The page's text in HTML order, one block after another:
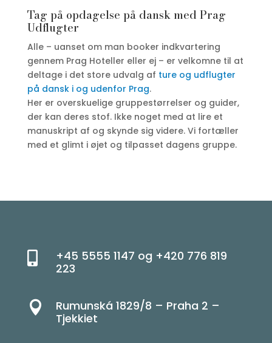
Tag på opdagelse på dansk med Prag
Udflugter
Alle – uanset om man booker indkvartering
gennem Prag Hoteller eller ej – er velkomne til at
deltage i det store udvalg af ture og udflugter
på dansk i og udenfor Prag.
Her er overskuelige gruppestørrelser og guider,
der kan deres stof. Ikke noget med at lire et
manuskript af og skynde sig videre. Vi fortæller
med et glimt i øjet og tilpasset dagens gruppe.

+45 5555 1147 og +420 776 819
223

Rumunská 1829/8 – Praha 2 –
Tjekkiet